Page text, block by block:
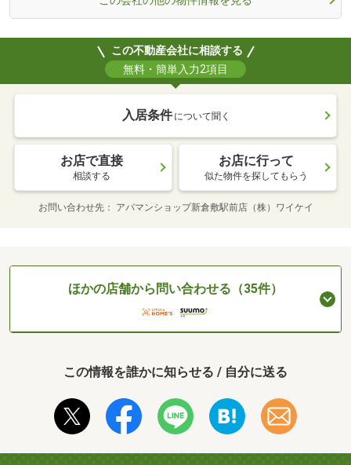
この不動産会社に相談する
無料・簡単入力2項目
入居条件 について聞く
お店で直接
相談する
お店に行って
似た物件を探してもらう
お問い合わせ先 アパマンショップ新倉敷駅前店（株）ワイケイ
ほかの店舗から問い合わせる（35件）
この情報を誰かに知らせる / 自分に送る